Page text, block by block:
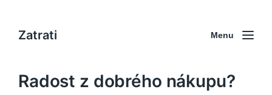
Zatrati Menu
Radost z dobrého nákupu?